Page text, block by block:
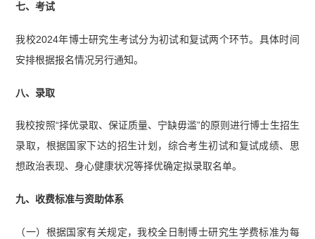
七、考试
我校2024年博士研究生考试分为初试和复试两个环节。具体时间
安排根据报名情况另行通知。
八、录取
我校按照“择优录取、保证质量、宁缺毋滥”的原则进行博士生招生
录取，根据国家下达的招生计划，综合考生初试和复试成绩、思
想政治表现、身心健康状况等择优确定拟录取名单。
九、收费标准与资助体系
（一）根据国家有关规定，我校全日制博士研究生学费标准为每